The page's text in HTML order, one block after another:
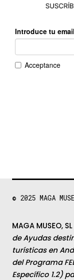
© 2025 MAGA
MAGA MUSEO, SL
de Ayudas
turísticas en
del Programa
Específico 1.2)